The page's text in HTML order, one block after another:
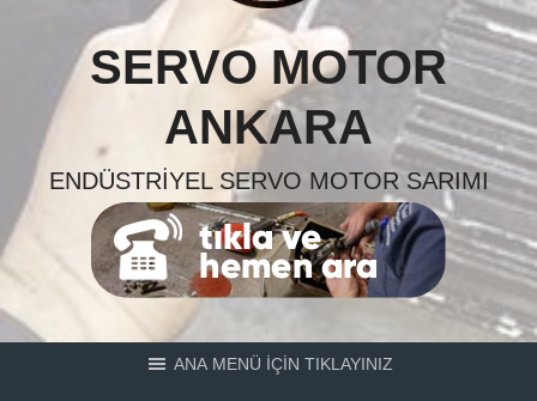
SERVO MOTOR
ANKARA
ENDÜSTRIYEL SERVO MOTOR SARIMI
ANA MENÜ İÇİN TIKLAYINIZ